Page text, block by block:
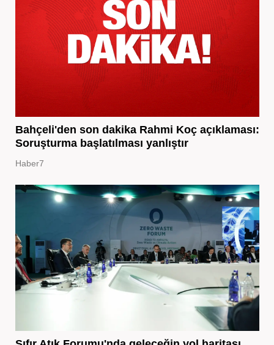
Bahçeli'den son dakika Rahmi Koç açıklaması:
Soruşturma başlatılması yanlıştır
Haber7